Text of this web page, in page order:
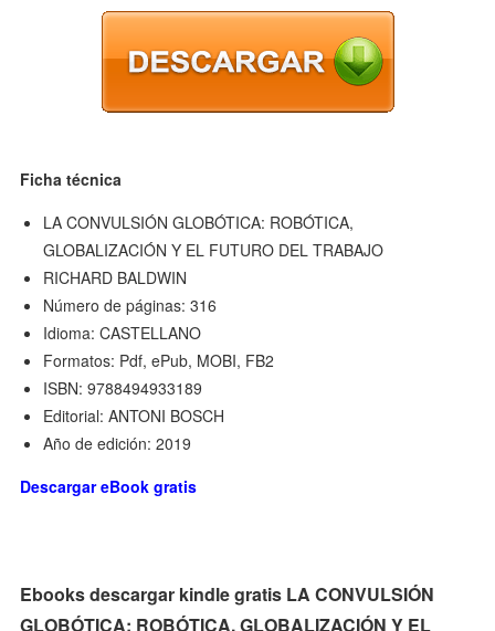
Ficha técnica
LA CONVULSIÓN GLOBÓTICA: ROBÓTICA,
GLOBALIZACIÓN Y EL FUTURO DEL TRABAJO
RICHARD BALDWIN
Número de páginas: 316
Idioma: CASTELLANO
Formatos: Pdf, ePub, MOBI, FB2
ISBN: 9788494933189
Editorial: ANTONI BOSCH
Año de edición: 2019
Descargar eBook gratis
Ebooks descargar kindle gratis LA CONVULSIÓN
GLOBÓTICA: ROBÓTICA, GLOBALIZACIÓN Y EL